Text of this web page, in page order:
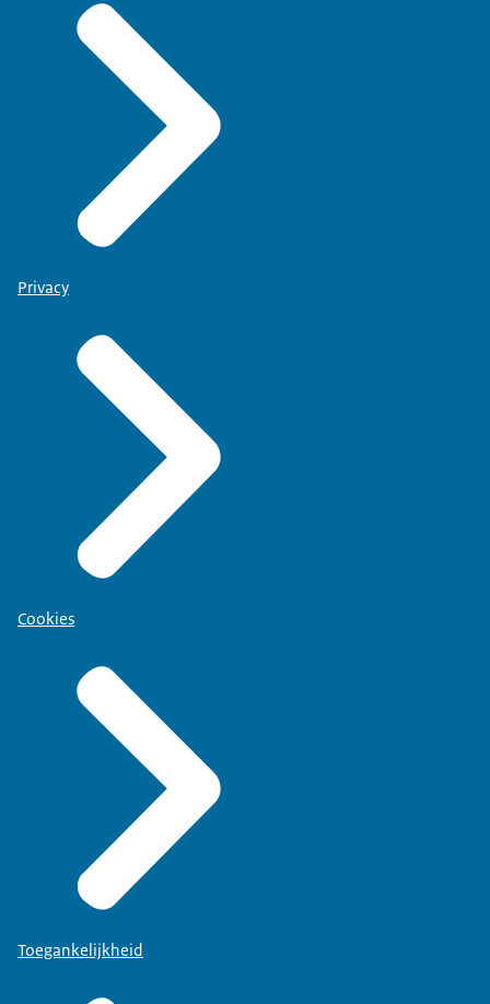
Privacy
Cookies
Toegankelijkheid